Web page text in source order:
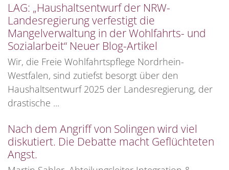
LAG: „Haushaltsentwurf der NRW-
Landesregierung verfestigt die
Mangelverwaltung in der Wohlfahrts- und
Sozialarbeit“ Neuer Blog-Artikel
Wir, die Freie Wohlfahrtspflege Nordrhein-
Westfalen, sind zutiefst besorgt über den
Haushaltsentwurf 2025 der Landesregierung, der
drastische ...
Nach dem Angriff von Solingen wird viel
diskutiert. Die Debatte macht Geflüchteten
Angst.